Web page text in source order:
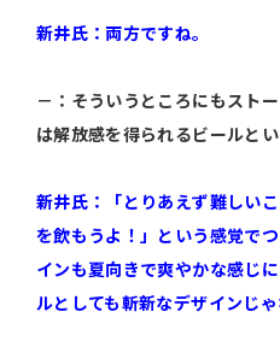
新井氏：両方ですね。
－：そういうところにもスト
は解放感を得られるビールと
新井氏：「とりあえず難しい
を飲もうよ！」という感覚で
インも夏向きで爽やかな感じ
ルとしても斬新なデザインじゃ